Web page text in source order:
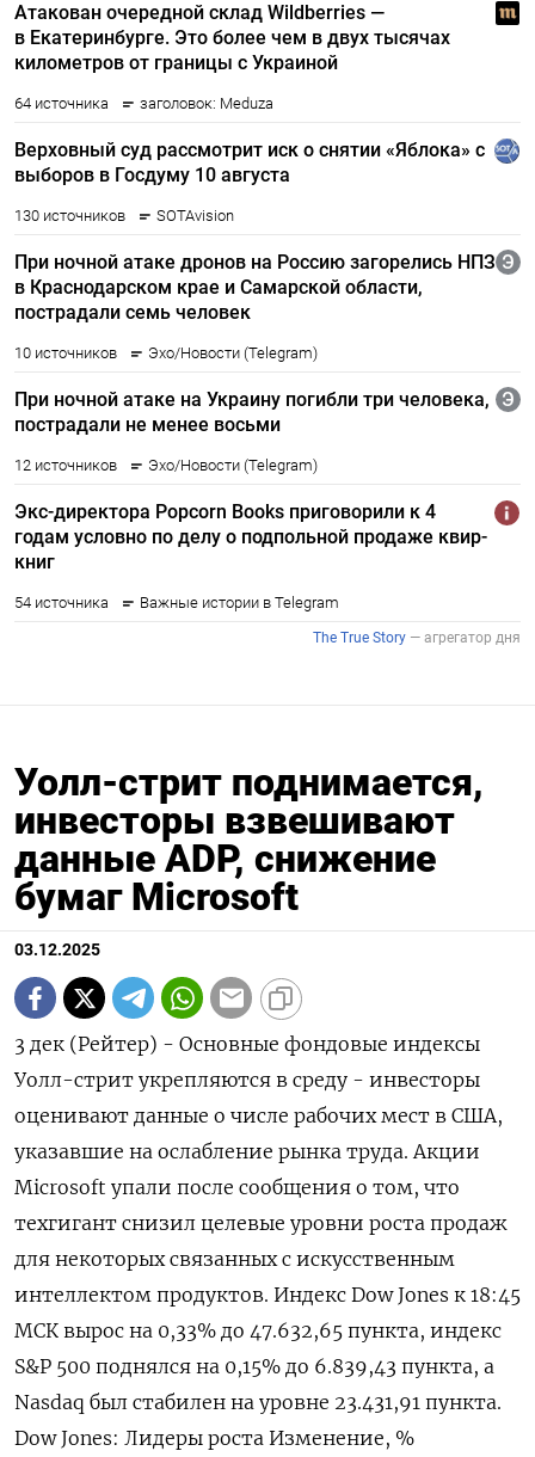
Уолл-стрит поднимается,
инвесторы взвешивают
данные ADP, снижение
бумаг Microsoft
03.12.2025
3 дек (Рейтер) - Основные фондовые индексы
Уолл-стрит укрепляются в среду - инвесторы
оценивают данные о числе рабочих мест в США,
указавшие на ослабление рынка труда. Акции
Microsoft упали после сообщения о том, что
техгигант снизил целевые уровни роста продаж
для некоторых связанных c искусственным
интеллектом продуктов. Индекс Dow Jones к 18:45
МСК вырос на 0,33% до 47.632,65 пункта, индекс
S&P 500 поднялся на 0,15% до 6.839,43​ пункта, а
Nasdaq был стабилен на уровне 23.431,91 пункта.
Dow Jones: Лидеры роста Изменение, %